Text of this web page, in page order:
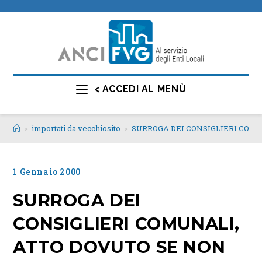
< ACCEDI AL MENÙ
> importati da vecchiosito > SURROGA DEI CONSIGLIERI
1 Gennaio 2000
SURROGA DEI
CONSIGLIERI COMUNALI,
ATTO DOVUTO SE NON